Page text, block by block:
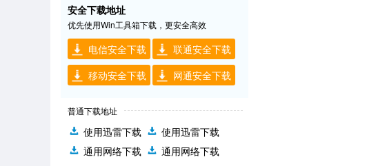
安全下载地址
优先使用Win工具箱下载，更安全高效
电信安全下载
联通安全下载
移动安全下载
网通安全下载
普通下载地址
使用迅雷下载
使用迅雷下载
通用网络下载
通用网络下载